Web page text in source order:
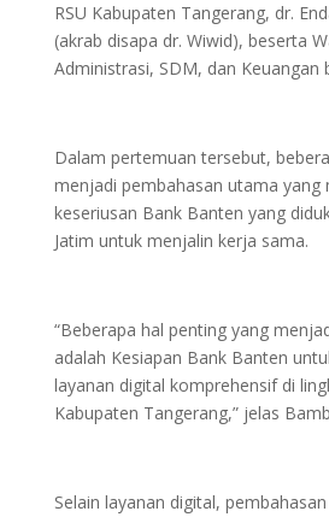
RSU Kabupaten Tangerang, dr.
(akrab disapa dr. Wiwid), beserta
Administrasi, SDM, dan Keuangan
Dalam pertemuan tersebut,
menjadi pembahasan utama yang
keseriusan Bank Banten yang
Jatim untuk menjalin kerja sama.
“Beberapa hal penting yang
adalah Kesiapan Bank Banten
layanan digital komprehensif di
Kabupaten Tangerang,” jelas
Selain layanan digital,